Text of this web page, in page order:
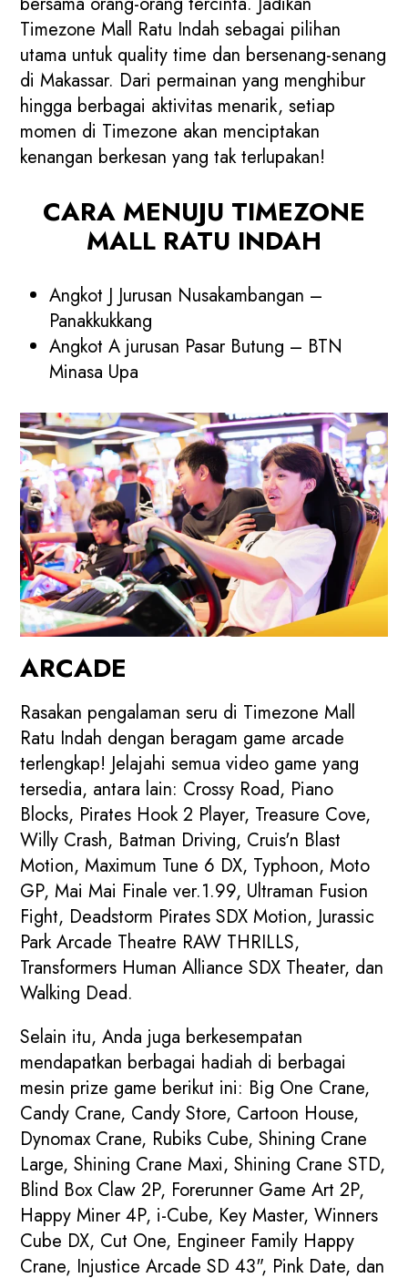
Timezone Mall Ratu Indah sebagai pilihan
utama untuk quality time dan bersenang-senang
di Makassar. Dari permainan yang menghibur
hingga berbagai aktivitas menarik, setiap
momen di Timezone akan menciptakan
kenangan berkesan yang tak terlupakan!
CARA MENUJU TIMEZONE
MALL RATU INDAH
Angkot J Jurusan Nusakambangan –
Panakkukkang
Angkot A jurusan Pasar Butung – BTN
Minasa Upa
ARCADE
Rasakan pengalaman seru di Timezone Mall
Ratu Indah dengan beragam game arcade
terlengkap! Jelajahi semua video game yang
tersedia, antara lain: Crossy Road, Piano
Blocks, Pirates Hook 2 Player, Treasure Cove,
Willy Crash, Batman Driving, Cruis'n Blast
Motion, Maximum Tune 6 DX, Typhoon, Moto
GP, Mai Mai Finale ver.1.99, Ultraman Fusion
Fight, Deadstorm Pirates SDX Motion, Jurassic
Park Arcade Theatre RAW THRILLS,
Transformers Human Alliance SDX Theater, dan
Walking Dead.
Selain itu, Anda juga berkesempatan
mendapatkan berbagai hadiah di berbagai
mesin prize game berikut ini: Big One Crane,
Candy Crane, Candy Store, Cartoon House,
Dynomax Crane, Rubiks Cube, Shining Crane
Large, Shining Crane Maxi, Shining Crane STD,
Blind Box Claw 2P, Forerunner Game Art 2P,
Happy Miner 4P, i-Cube, Key Master, Winners
Cube DX, Cut One, Engineer Family Happy
Crane, Injustice Arcade SD 43", Pink Date, dan